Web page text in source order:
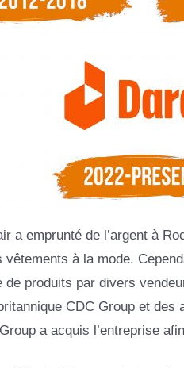
a emprunté de l’argent à
à la mode.
produits par divers
CDC Group et des
a acquis l’entreprise